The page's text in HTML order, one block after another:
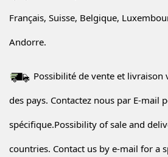
Français, Suisse, Belgique,
Andorre.
Possibilité de vente et livraison
des pays. Contactez nous par E-mail
spécifique.Possibility of sale and
countries. Contact us by e-mail for a